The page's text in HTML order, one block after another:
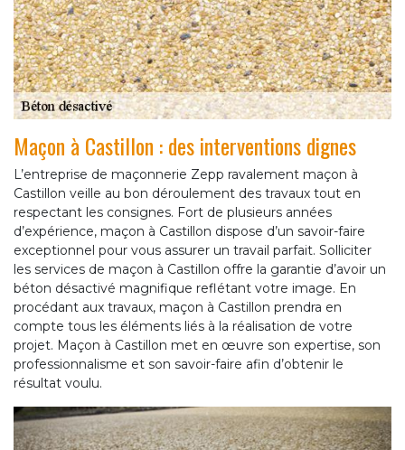
Maçon à Castillon : des interventions dignes
L’entreprise de maçonnerie Zepp ravalement maçon à
Castillon veille au bon déroulement des travaux tout en
respectant les consignes. Fort de plusieurs années
d’expérience, maçon à Castillon dispose d’un savoir-faire
exceptionnel pour vous assurer un travail parfait. Solliciter
les services de maçon à Castillon offre la garantie d’avoir un
béton désactivé magnifique reflétant votre image. En
procédant aux travaux, maçon à Castillon prendra en
compte tous les éléments liés à la réalisation de votre
projet. Maçon à Castillon met en œuvre son expertise, son
professionnalisme et son savoir-faire afin d’obtenir le
résultat voulu.